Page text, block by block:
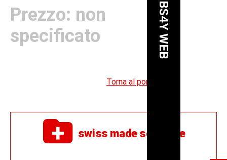
Prezzo: non
specificato
Torna al portfolio
swiss made software
BS4Y WEB